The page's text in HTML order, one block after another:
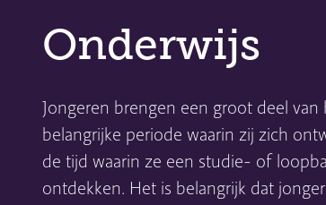
Onderwijs
Jongeren brengen een groot deel
belangrijke periode waarin zij zich
de tijd waarin ze een studie- of
ontdekken. Het is belangrijk dat